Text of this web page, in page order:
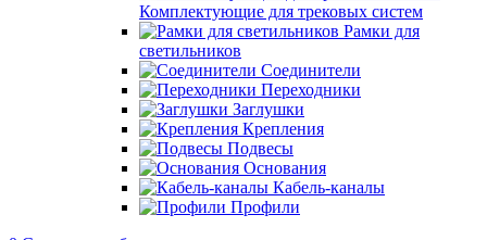
Комплектующие для трековых систем
Рамки для
светильников
Соединители
Переходники
Заглушки
Крепления
Подвесы
Основания
Кабель-каналы
Профили